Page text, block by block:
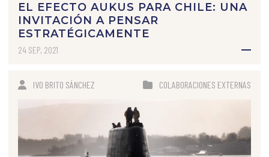
EL EFECTO AUKUS PARA CHILE: UNA
INVITACIÓN A PENSAR
ESTRATÉGICAMENTE
24 SEP, 2021
IVO BRITO SÁNCHEZ COLABORACIONES EXTERNAS